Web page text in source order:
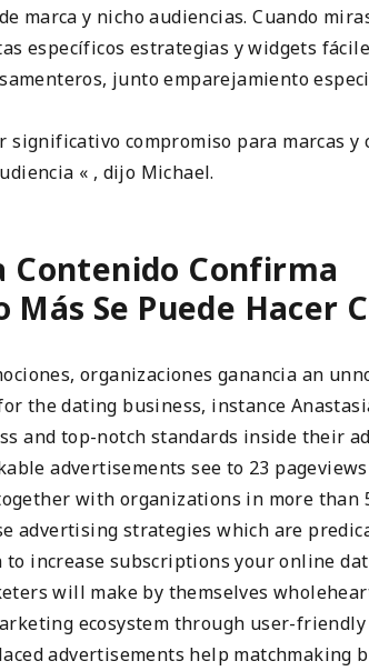
marca y nicho audiencias. Cuando
específicos estrategias y widgets
junto emparejamiento
compromiso para marcas y
« , dijo Michael.
Contenido Confirma
Se Puede Hacer
organizaciones ganancia an
the dating business, instance
and top-notch standards inside their
advertisements see to 23
with organizations in more than
advertising strategies which are
to increase subscriptions your online
will make by themselves
ecosystem through user-
advertisements help matchmaking